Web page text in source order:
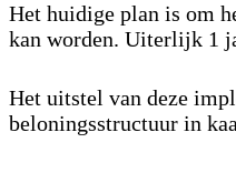
Het huidige plan is om
kan worden. Uiterlijk 1
Het uitstel van deze
beloningsstructuur in